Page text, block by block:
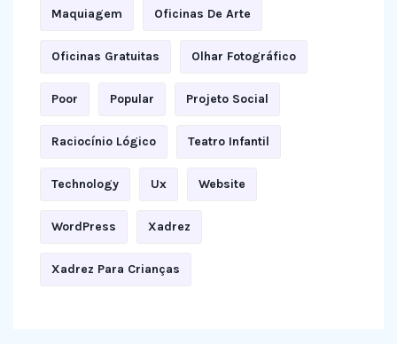
Maquiagem Oficinas De Arte
Oficinas Gratuitas Olhar Fotográfico
Poor Popular Projeto Social
Raciocínio Lógico Teatro Infantil
Technology Ux Website
WordPress Xadrez
Xadrez Para Crianças